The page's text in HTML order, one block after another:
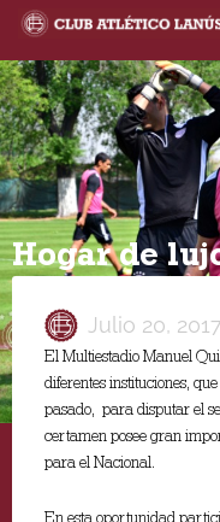
contenido
Hogar de
Julio 20, 2017
El Multiestadio Manuel
diferentes instituciones,
pasado, para disputar el
certamen posee gran
para el Nacional.
En esta oportunidad